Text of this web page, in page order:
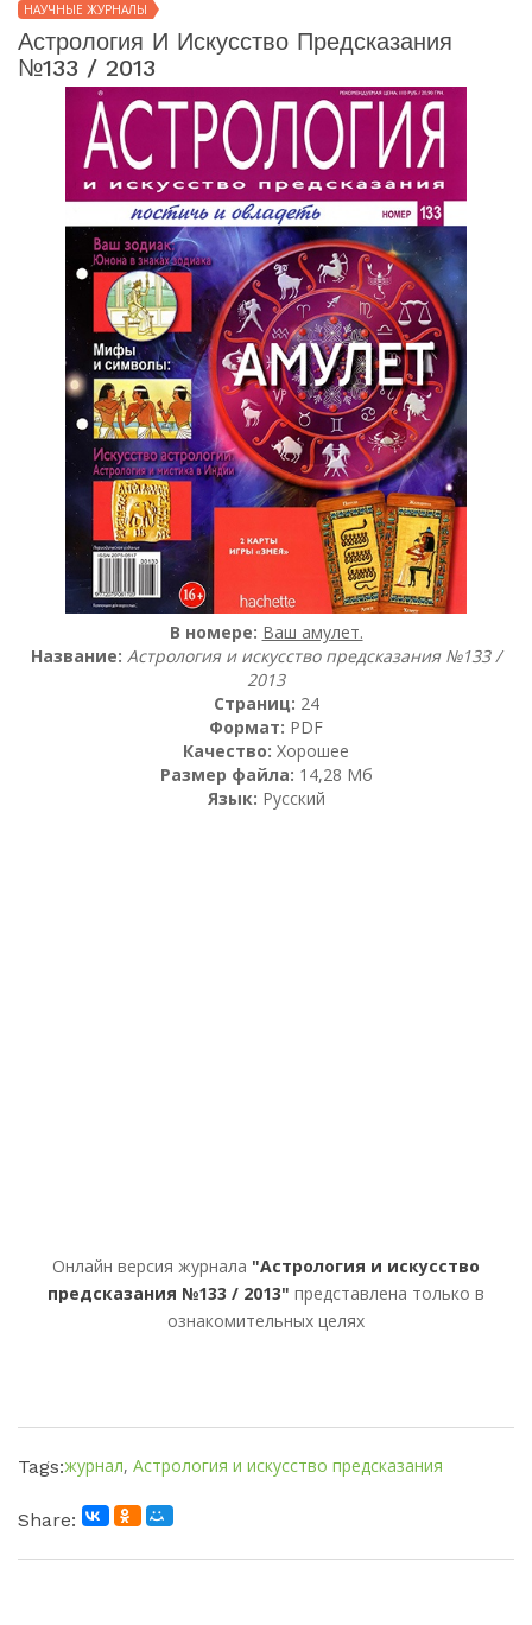
НАУЧНЫЕ ЖУРНАЛЫ
Астрология И Искусство Предсказания
№133 / 2013
В номере: Ваш амулет.
Название: Астрология и искусство предсказания №133 /
2013
Страниц: 24
Формат: PDF
Качество: Хорошее
Размер файла: 14,28 Мб
Язык: Русский
Онлайн версия журнала "Астрология и искусство
предсказания №133 / 2013" представлена только в
ознакомительных целях
Tags:журнал, Астрология и искусство предсказания
Share: